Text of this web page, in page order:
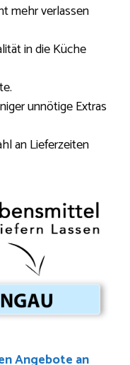
mehr verlassen
in die Küche
unnötige Extras
an Lieferzeiten
Angebote an